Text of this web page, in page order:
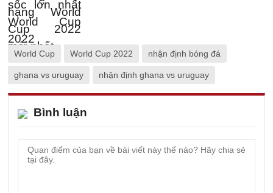
World Cup World Cup 2022 nhận định bóng đá
ghana vs uruguay nhận định ghana vs uruguay
Bình luận